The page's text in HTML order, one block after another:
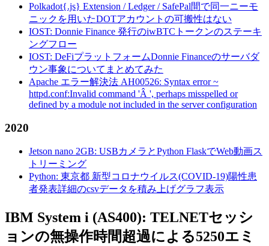
Polkadot{.js} Extension / Ledger / SafePal間で同一ニーモ
ニックを用いたDOTアカウントの可搬性はない
IOST: Donnie Finance 発行のiwBTCトークンのステーキ
ングフロー
IOST: DeFiプラットフォームDonnie Financeのサーバダ
ウン事象についてまとめてみた
Apache エラー解決法 AH00526: Syntax error ~
httpd.conf:Invalid command 'Â ', perhaps misspelled or
defined by a module not included in the server configuration
2020
Jetson nano 2GB: USBカメラとPython FlaskでWeb動画ス
トリーミング
Python: 東京都 新型コロナウイルス(COVID-19)陽性患
者発表詳細のcsvデータを積み上げグラフ表示
IBM System i (AS400): TELNETセッシ
ョンの無操作時間超過による5250エミ